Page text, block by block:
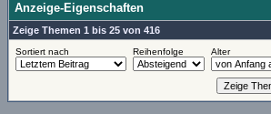
Anzeige-Eigenschaften
Zeige Themen 1 bis 25 von 416
Sortiert nach Reihenfolge Alter